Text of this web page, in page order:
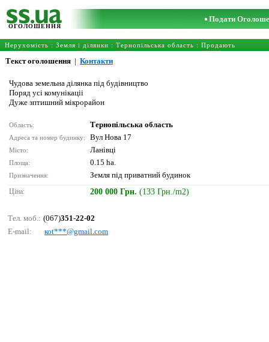
ОГОЛОШЕННЯ
Подати
Нерухомість : Земля і ділянки : Тернопільська область : Продають
Текст оголошення | Контакти
Чудова земельна ділянка під будівництво
Поряд усі комунікаціі
Дуже зптишний мікрорайон
Область: Тернопільська область
Адреса та номер будинку: Вул Нова 17
Місто: Ланівці
Площа: 0.15 ha.
Призначення: Земля під приватний будинок
Ціна: 200 000 Грн. (133 Грн./m2)
Тел. моб.: (067)351-22-02
E-mail:
коt***@gmаil.соm